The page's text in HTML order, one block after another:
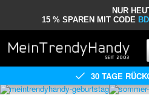
NUR
15 % SPAREN MIT CODE
30 TAGE